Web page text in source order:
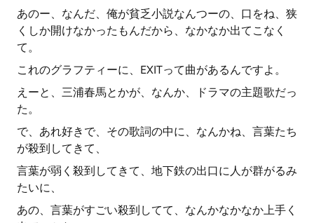
あのー、なんだ、俺が貧乏小説なんつーの、口をね、狭
くしか開けなかったもんだから、なかなか出てこなく
て。
これのグラフティーに、EXITって曲があるんですよ。
えーと、三浦春馬とかが、なんか、ドラマの主題歌だっ
た。
で、あれ好きで、その歌詞の中に、なんかね、言葉たち
が殺到してきて、
言葉が弱く殺到してきて、地下鉄の出口に人が群がるみ
たいに、
あの、言葉がすごい殺到してて、なんかなかなか上手く